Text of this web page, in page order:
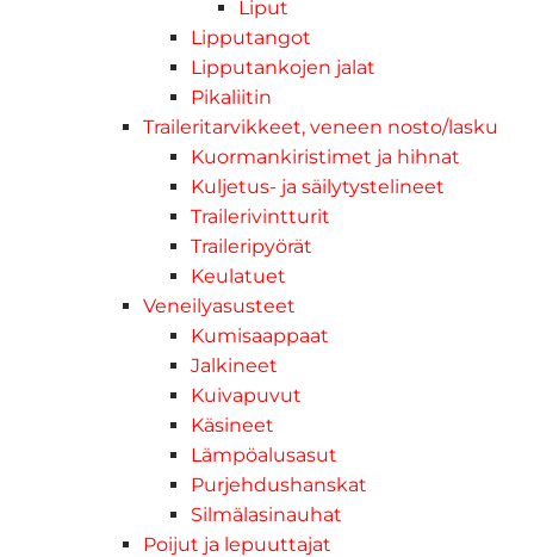
Liput
Lipputangot
Lipputankojen jalat
Pikaliitin
Traileritarvikkeet, veneen nosto/lasku
Kuormankiristimet ja hihnat
Kuljetus- ja säilytystelineet
Trailerivintturit
Traileripyörät
Keulatuet
Veneilyasusteet
Kumisaappaat
Jalkineet
Kuivapuvut
Käsineet
Lämpöalusasut
Purjehdushanskat
Silmälasinauhat
Poijut ja lepuuttajat